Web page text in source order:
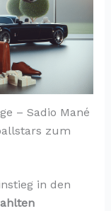
– Sadio Mané
zum
in den